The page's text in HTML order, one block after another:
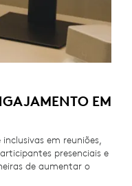
EM
em reuniões,
presenciais e
de aumentar o